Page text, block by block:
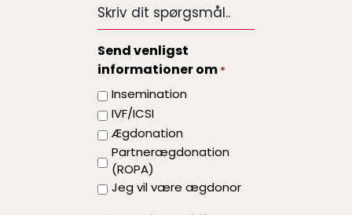
gerne
på
din
behandling?
Skriv
spørgsmål..
Send venligst
informationer om *
Insemination
IVF/ICSI
Ægdonation
Partnerægdonation
(ROPA)
Jeg vil være ægdonor